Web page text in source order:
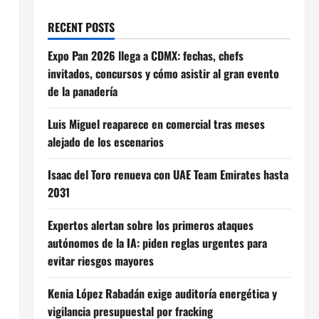
RECENT POSTS
Expo Pan 2026 llega a CDMX: fechas, chefs
invitados, concursos y cómo asistir al gran evento
de la panadería
Luis Miguel reaparece en comercial tras meses
alejado de los escenarios
Isaac del Toro renueva con UAE Team Emirates hasta
2031
Expertos alertan sobre los primeros ataques
autónomos de la IA: piden reglas urgentes para
evitar riesgos mayores
Kenia López Rabadán exige auditoría energética y
vigilancia presupuestal por fracking